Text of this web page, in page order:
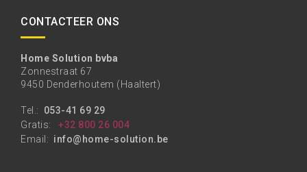
CONTACTEER ONS
Home Solution bvba
Zonnestraat 67
9450 Denderhoutem (Haaltert)
Tel.: 053-41 69 29
Gratis:
+32 800 26 004
Email: info@home-solution.be